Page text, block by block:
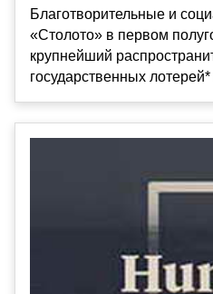
Благотворительные и
«Столото» в первом
крупнейший
государственных лотерей*